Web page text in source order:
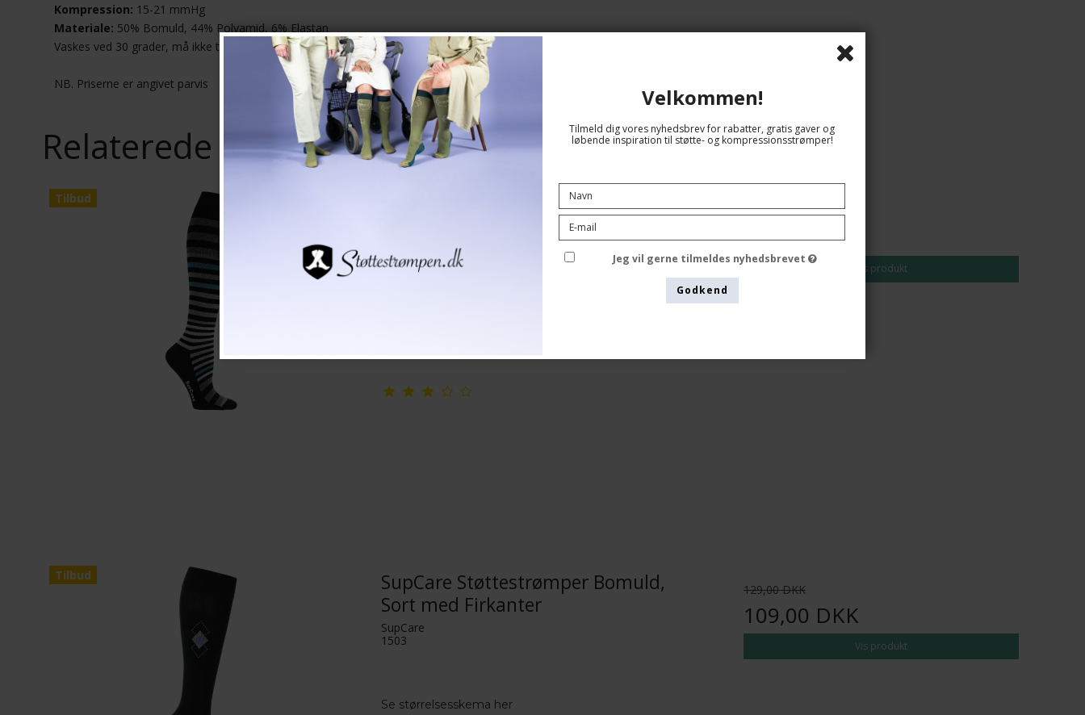
Kompression: 15-21 mmHg
Materiale: 50% Bomuld, 44% Polyamid, 6% Elastan
Vaskes ved 30 grader, må ikke tørretumbles
NB. Priserne er angivet parvis
Relaterede produkter
Tilbud
SupCare Støttestrømper Bomuld,
Sort med Multi Striber
1517
129,00 DKK
109,00 DKK
Vis produkt
Tilbud
SupCare Støttestrømper Bomuld,
Sort med Firkanter
SupCare
1503
Se størrelsesskema her
129,00 DKK
109,00 DKK
Vis produkt
Velkommen!
Tilmeld dig vores nyhedsbrev for rabatter, gratis gaver og
løbende inspiration til støtte- og kompressionsstrømper!
Jeg vil gerne tilmeldes nyhedsbrevet
Godkend